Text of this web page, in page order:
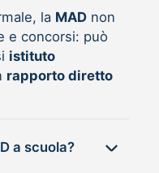
la MADnon
e concorsi: può
istituto
rapporto diretto
Chi può inviare una MAD a scuola?